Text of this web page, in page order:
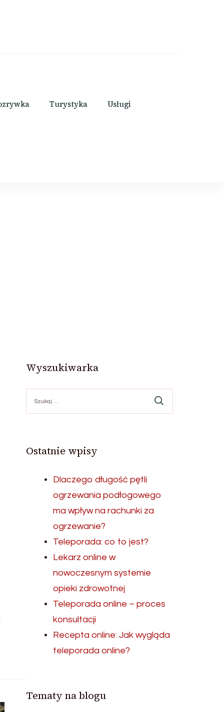
Turystyka Usługi
Wyszukiwarka
Ostatnie wpisy
Dlaczego długość pętli
ogrzewania podłogowego
ma wpływ na rachunki za
ogrzewanie?
Teleporada: co to jest?
Lekarz online w
nowoczesnym systemie
opieki zdrowotnej
Teleporada online – proces
konsultacji
Recepta online: Jak wygląda
teleporada online?
Tematy na blogu